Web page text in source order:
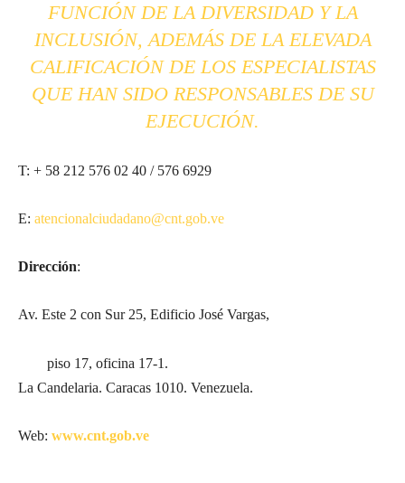
FUNCIÓN DE LA DIVERSIDAD Y LA
INCLUSIÓN, ADEMÁS DE LA ELEVADA
CALIFICACIÓN DE LOS ESPECIALISTAS
QUE HAN SIDO RESPONSABLES DE SU
EJECUCIÓN.
T: + 58 212 576 02 40 / 576 6929
E: atencionalciudadano@cnt.gob.ve
Dirección:
Av. Este 2 con Sur 25, Edificio José Vargas,
piso 17, oficina 17-1.
La Candelaria. Caracas 1010. Venezuela.
Web: www.cnt.gob.ve